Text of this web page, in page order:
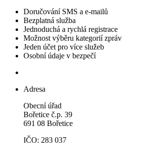
Doručování SMS a e-mailů
Bezplatná služba
Jednoduchá a rychlá registrace
Možnost výběru kategorií zpráv
Jeden účet pro více služeb
Osobní údaje v bezpečí
Adresa
Obecní úřad
Bořetice č.p. 39
691 08 Bořetice
IČO: 283 037